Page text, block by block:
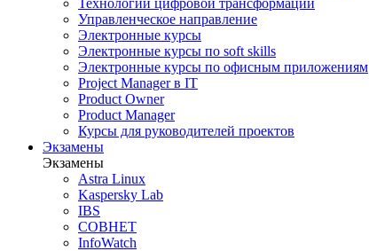
Технологии цифровой трансформации
Управленческое направление
Электронные курсы
Электронные курсы по soft skills
Электронные курсы по офисным приложениям
Project Manager в IT
Product Owner
Product Manager
Курсы для руководителей проектов
Экзамены
Экзамены
Astra Linux
Kaspersky Lab
IBS
СОВНЕТ
InfoWatch